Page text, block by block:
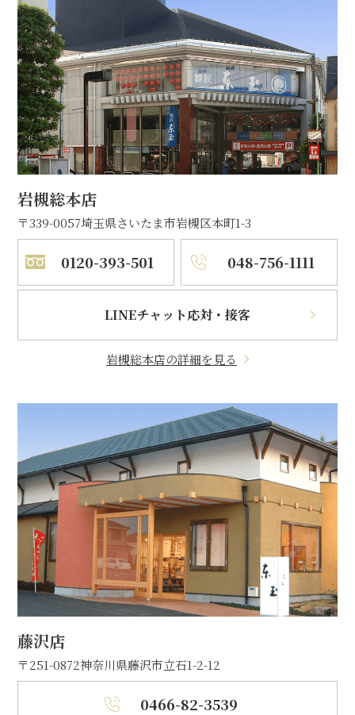
岩槻総本店
〒339-0057埼玉県さいたま市岩槻区本町1-3
0120-393-501 048-756-1111
LINEチャット応対・接客
岩槻総本店の詳細を見る
藤沢店
〒251-0872神奈川県藤沢市立石1-2-12
0466-82-3539